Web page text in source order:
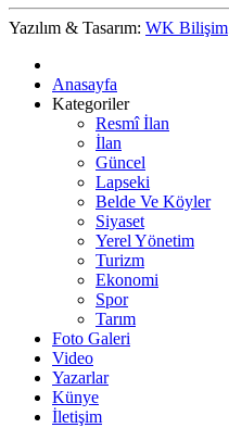
Yazılım & Tasarım: WK Bilişim
Anasayfa
Kategoriler
Resmî İlan
İlan
Güncel
Lapseki
Belde Ve Köyler
Siyaset
Yerel Yönetim
Turizm
Ekonomi
Spor
Tarım
Foto Galeri
Video
Yazarlar
Künye
İletişim